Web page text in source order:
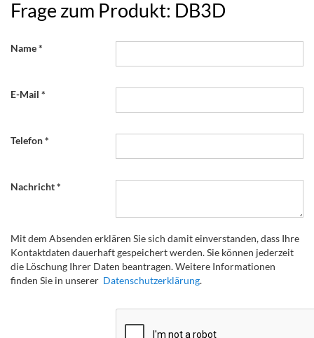
Frage zum Produkt: DB3D
Name
E-Mail
Telefon
Nachricht
Mit dem Absenden erklären Sie sich damit einverstanden, dass Ihre
Kontaktdaten dauerhaft gespeichert werden. Sie können jederzeit
die Löschung Ihrer Daten beantragen. Weitere Informationen
finden Sie in unserer Datenschutzerklärung.